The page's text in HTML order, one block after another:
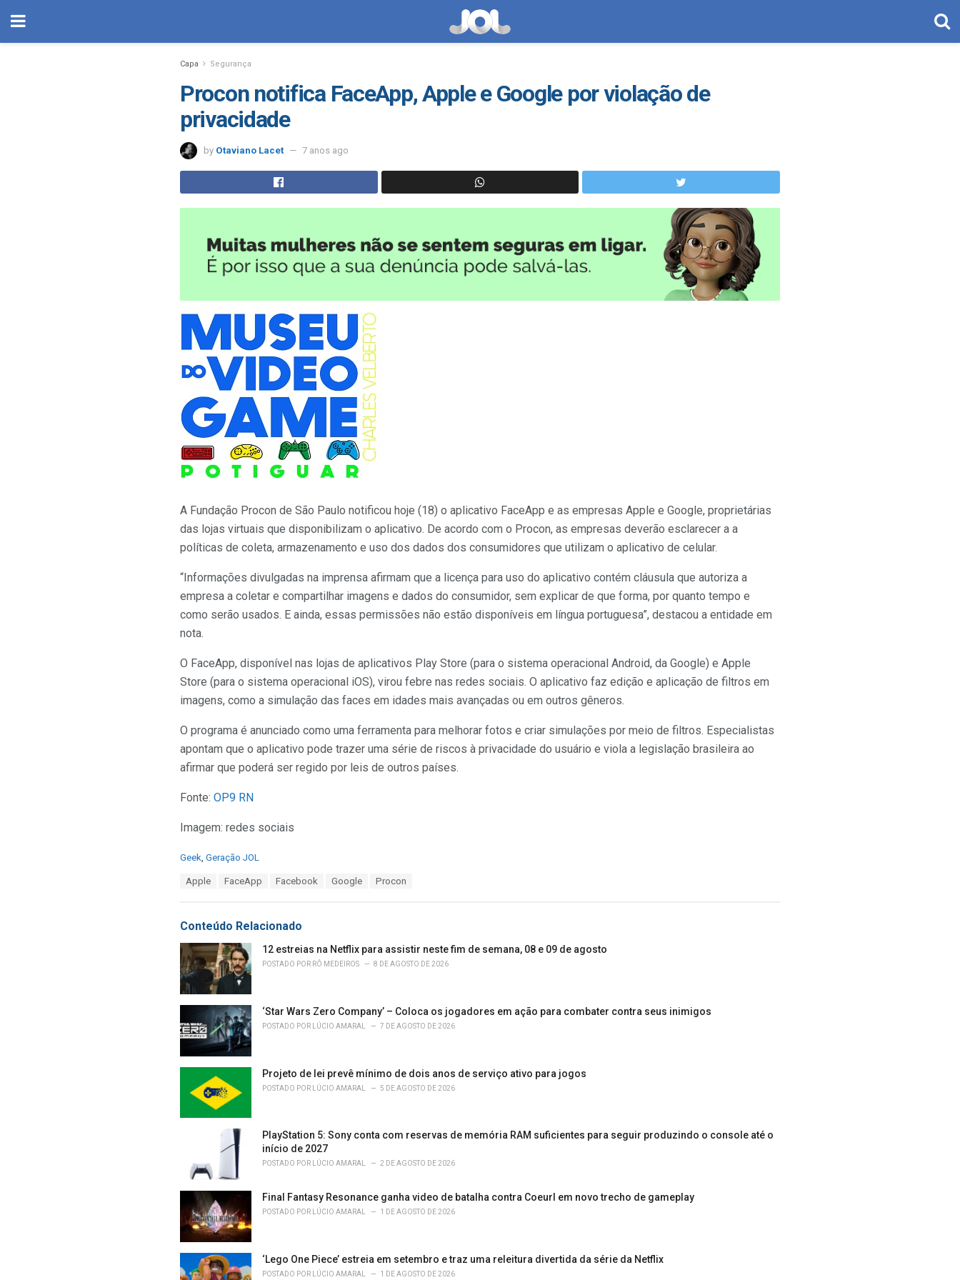
Capa Segurança
Procon notifica FaceApp, Apple e Google por violação de
privacidade
by Otaviano Lacet 7 anos ago
A Fundação Procon de São Paulo notificou hoje (18) o aplicativo FaceApp e as empresas Apple e Google, proprietárias
das lojas virtuais que disponibilizam o aplicativo. De acordo com o Procon, as empresas deverão esclarecer a a
políticas de coleta, armazenamento e uso dos dados dos consumidores que utilizam o aplicativo de celular.
“Informações divulgadas na imprensa afirmam que a licença para uso do aplicativo contém cláusula que autoriza a
empresa a coletar e compartilhar imagens e dados do consumidor, sem explicar de que forma, por quanto tempo e
como serão usados. E ainda, essas permissões não estão disponíveis em língua portuguesa”, destacou a entidade em
nota.
O FaceApp, disponível nas lojas de aplicativos Play Store (para o sistema operacional Android, da Google) e Apple
Store (para o sistema operacional iOS), virou febre nas redes sociais. O aplicativo faz edição e aplicação de filtros em
imagens, como a simulação das faces em idades mais avançadas ou em outros gêneros.
O programa é anunciado como uma ferramenta para melhorar fotos e criar simulações por meio de filtros. Especialistas
apontam que o aplicativo pode trazer uma série de riscos à privacidade do usuário e viola a legislação brasileira ao
afirmar que poderá ser regido por leis de outros países.
Fonte: OP9 RN
Imagem: redes sociais
C
o
r
i
e
s
:
Geek Geração JOL
:
Apple FaceApp Facebook Google Procon
Conteúdo Relacionado
12 estreias na Netflix para assistir neste fim de semana, 08 e 09 de agosto
POSTADO POR RÔ MEDEIROS 8 DE AGOSTO DE 2026
‘Star Wars Zero Company’ – Coloca os jogadores em ação para combater contra seus inimigos
POSTADO POR LÚCIO AMARAL 7 DE AGOSTO DE 2026
Projeto de lei prevê mínimo de dois anos de serviço ativo para jogos
POSTADO POR LÚCIO AMARAL 5 DE AGOSTO DE 2026
PlayStation 5: Sony conta com reservas de memória RAM suficientes para seguir produzindo o console até o
início de 2027
POSTADO POR LÚCIO AMARAL 2 DE AGOSTO DE 2026
Final Fantasy Resonance ganha video de batalha contra Coeurl em novo trecho de gameplay
POSTADO POR LÚCIO AMARAL 1 DE AGOSTO DE 2026
‘Lego One Piece’ estreia em setembro e traz uma releitura divertida da série da Netflix
POSTADO POR LÚCIO AMARAL 1 DE AGOSTO DE 2026